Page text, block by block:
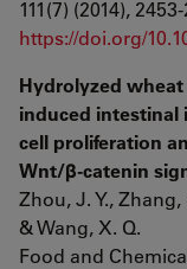
111(7) (2014),
https://doi.org/
Hydrolyzed
induced
cell proliferation
Wnt/β-catenin
Zhou, J. Y., Zhang,
& Wang, X. Q.
Food and